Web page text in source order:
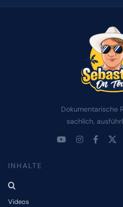
Dokumentarische
sachlich,
INHALTE
Videos